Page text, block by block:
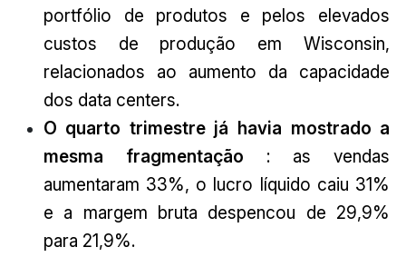
portfólio de produtos e pelos elevados
custos de produção em Wisconsin,
relacionados ao aumento da capacidade
dos data centers.
O quarto trimestre já havia mostrado a
mesma fragmentação
: as vendas
aumentaram 33%, o lucro líquido caiu 31%
e a margem bruta despencou de 29,9%
para 21,9%.